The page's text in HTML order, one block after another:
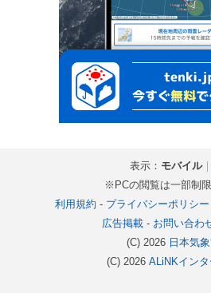
表示： モバイル｜
※PCの閲覧は一部制
利用規約 - プライバシーポリシー
広告掲載- お問い合わ
(C) 2026 日本気
(C) 2026 ALiNKインタ